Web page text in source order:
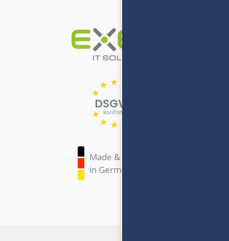
DSGVO
konform
Made & Hosted
in Germany